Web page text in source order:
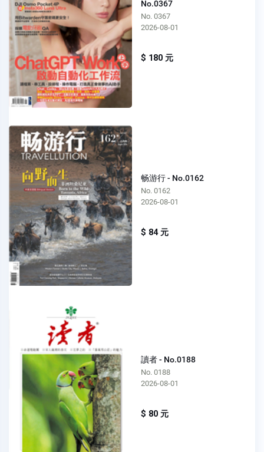
No.0367
No. 0367
2026-08-01
$ 180 元
畅游行 - No.0162
No. 0162
2026-08-01
$ 84 元
讀者 - No.0188
No. 0188
2026-08-01
$ 80 元